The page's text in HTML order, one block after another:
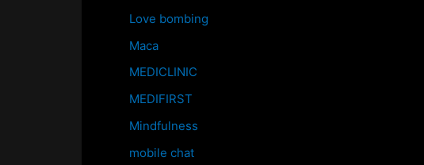
Love bombing
Maca
MEDICLINIC
MEDIFIRST
Mindfulness
mobile chat